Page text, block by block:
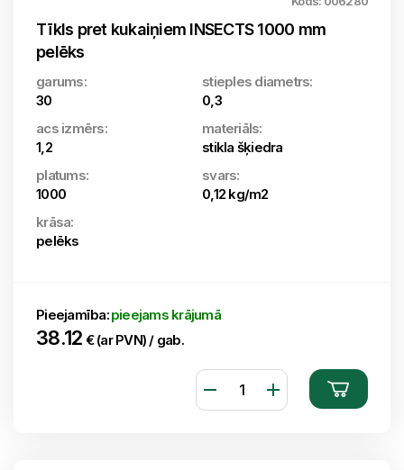
Tīkls pret kukaiņiem INSECTS 1000 mm
pelēks
garums:
30
stieples diametrs:
0,3
acs izmērs:
1,2
materiāls:
stikla šķiedra
platums:
1000
svars:
0,12 kg/m2
krāsa:
pelēks
Pieejamība:pieejams krājumā
38.12 € (ar PVN) / gab.